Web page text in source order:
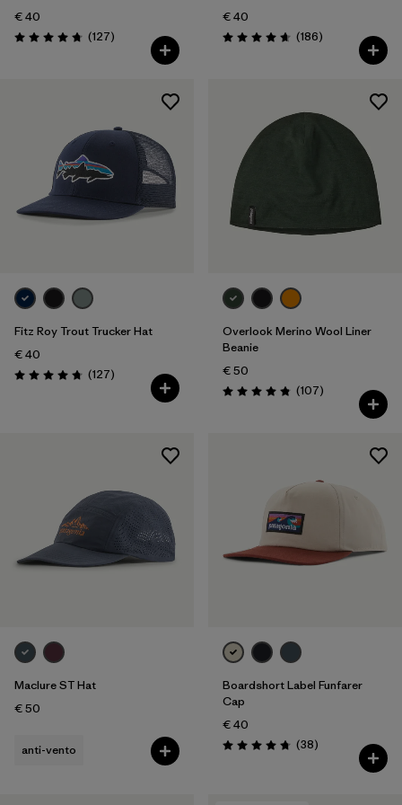
€ 40
Valutazione: 4.8 / 5
(127Recensioni
)
€ 40
Valutazione: 4.7 / 5
(186Recensioni
)
Fitz Roy Trout Trucker Hat
€ 40
Valutazione: 4.8 / 5
(127Recensioni
)
Overlook Merino Wool Liner
Beanie
€ 50
Valutazione: 4.8 / 5
(107Recensioni
)
Maclure ST Hat
€ 50
anti-vento
Boardshort Label Funfarer
Cap
€ 40
Valutazione: 4.8 / 5
(38Recensioni
)